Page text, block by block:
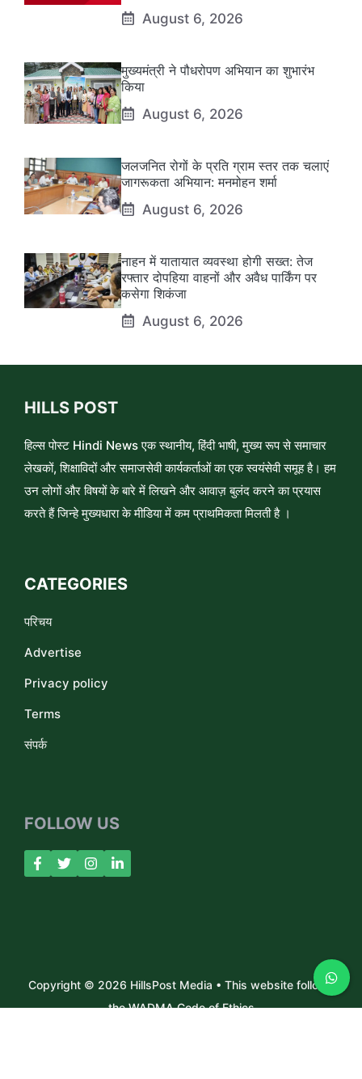
August 6, 2026
मुख्यमंत्री ने पौधरोपण अभियान का शुभारंभ
किया
August 6, 2026
जलजनित रोगों के प्रति ग्राम स्तर तक चलाएं
जागरूकता अभियान: मनमोहन शर्मा
August 6, 2026
नाहन में यातायात व्यवस्था होगी सख्त: तेज
रफ्तार दोपहिया वाहनों और अवैध पार्किंग पर
कसेगा शिकंजा
August 6, 2026
HILLS POST
हिल्स पोस्ट Hindi News एक स्थानीय, हिंदी भाषी, मुख्य रूप से समाचार
लेखकों, शिक्षाविदों और समाजसेवी कार्यकर्ताओं का एक स्वयंसेवी समूह है। हम
उन लोगों और विषयों के बारे में लिखने और आवाज़ बुलंद करने का प्रयास
करते हैं जिन्हे मुख्यधारा के मीडिया में कम प्राथमिकता मिलती है ।
CATEGORIES
परिचय
Advertise
Privacy policy
Terms
संपर्क
FOLLOW US
Copyright © 2026 HillsPost Media • This website follows
the WADMA Code of Ethics